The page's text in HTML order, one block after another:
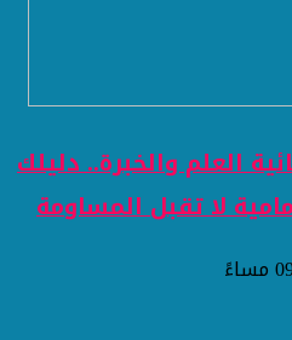
العلم والخبرة.. دليلك
لا تقبل المساومة